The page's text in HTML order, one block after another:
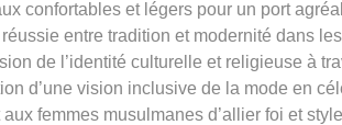
confortables et légers pour un port
entre tradition et modernité dans
de l’identité culturelle et religieuse à
d’une vision inclusive de la mode en
aux femmes musulmanes d’allier foi et